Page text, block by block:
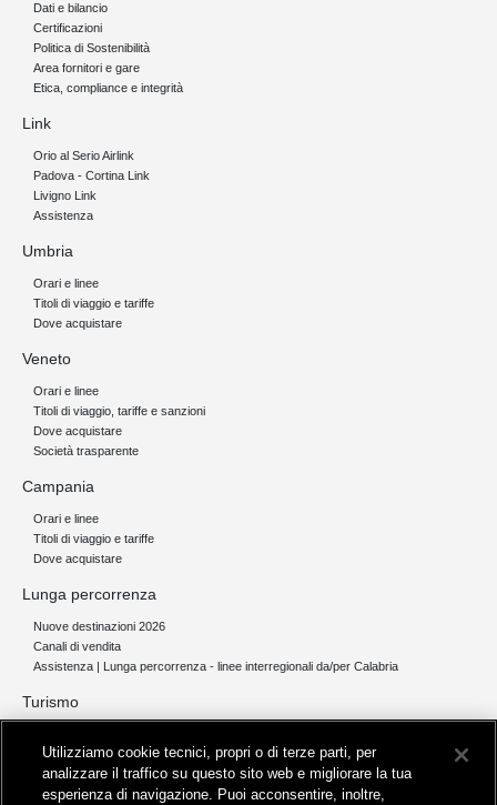
Dati e bilancio
Certificazioni
Politica di Sostenibilità
Area fornitori e gare
Etica, compliance e integrità
Link
Orio al Serio Airlink
Padova - Cortina Link
Livigno Link
Assistenza
Umbria
Orari e linee
Titoli di viaggio e tariffe
Dove acquistare
Veneto
Orari e linee
Titoli di viaggio, tariffe e sanzioni
Dove acquistare
Società trasparente
Campania
Orari e linee
Titoli di viaggio e tariffe
Dove acquistare
Lunga percorrenza
Nuove destinazioni 2026
Canali di vendita
Assistenza | Lunga percorrenza - linee interregionali da/per Calabria
Turismo
Servizi per aeroporti
Servizi di noleggio con conducente
Servizio di navigazione sul Lago Trasimeno
Utilizziamo cookie tecnici, propri o di terze parti, per
analizzare il traffico su questo sito web e migliorare la tua
esperienza di navigazione. Puoi acconsentire, inoltre,